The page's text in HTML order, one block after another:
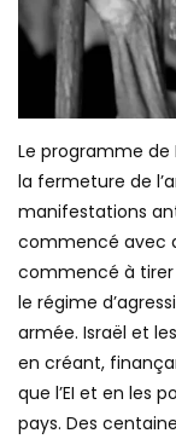
Le programme
la fermeture de
manifestations
commencé avec
commencé à
le régime
armée. Israël et
en créant,
que l’EI et en les
pays. Des